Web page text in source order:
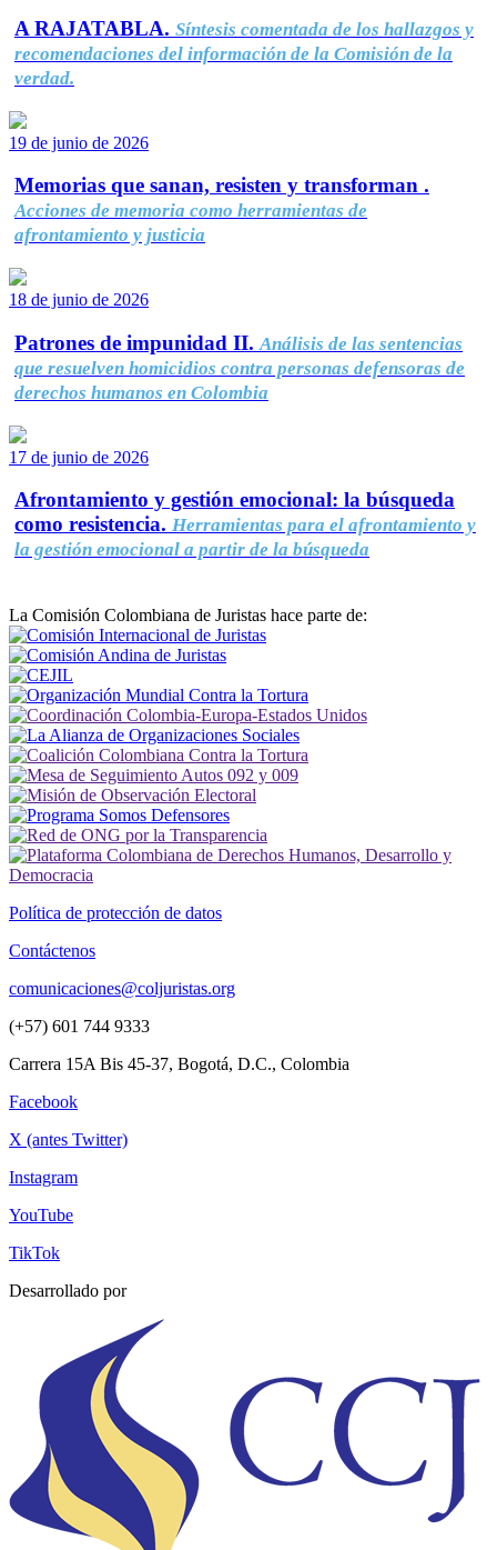
A RAJATABLA. Síntesis comentada de los hallazgos y
recomendaciones del información de la Comisión de la
verdad.
19 de junio de 2026
Memorias que sanan, resisten y transforman .
Acciones de memoria como herramientas de
afrontamiento y justicia
18 de junio de 2026
Patrones de impunidad II. Análisis de las sentencias
que resuelven homicidios contra personas defensoras de
derechos humanos en Colombia
17 de junio de 2026
Afrontamiento y gestión emocional: la búsqueda
como resistencia. Herramientas para el afrontamiento y
la gestión emocional a partir de la búsqueda
La Comisión Colombiana de Juristas hace parte de:
Política de protección de datos
Contáctenos
comunicaciones@coljuristas.org
(+57) 601 744 9333
Carrera 15A Bis 45-37, Bogotá, D.C., Colombia
Facebook
X (antes Twitter)
Instagram
YouTube
TikTok
Desarrollado por